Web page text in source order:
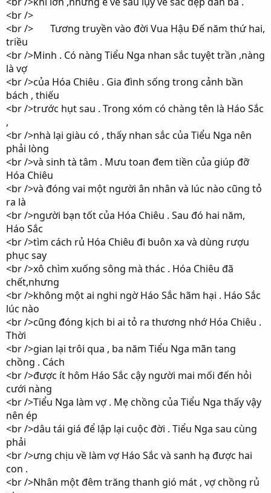
<br />
<br /> Tương truyền vào đời Vua Hậu Đế năm thứ hai,
triều
<br />Minh . Có nàng Tiểu Nga nhan sắc tuyệt trần ,nàng
là vợ
<br />của Hóa Chiêu . Gia đình sống trong cảnh bần
bách , thiếu
<br />trước hụt sau . Trong xóm có chàng tên là Háo Sắc
,
<br />nhà lại giàu có , thấy nhan sắc của Tiểu Nga nên
phải lòng
<br />và sinh tà tâm . Mưu toan đem tiền của giúp đỡ
Hóa Chiêu
<br />và đóng vai một người ân nhân và lúc nào cũng tỏ
ra là
<br />người bạn tốt của Hóa Chiêu . Sau đó hai năm,
Háo Sắc
<br />tìm cách rủ Hóa Chiêu đi buôn xa và dùng rượu
phục say
<br />xô chìm xuống sông mà thác . Hóa Chiêu đã
chết,nhưng
<br />không một ai nghi ngờ Háo Sắc hãm hại . Háo Sắc
lúc nào
<br />cũng đóng kịch bi ai tỏ ra thương nhớ Hóa Chiêu .
Thời
<br />gian lại trôi qua , ba năm Tiểu Nga mãn tang
chồng . Cách
<br />được ít hôm Háo Sắc cậy người mai mối đến hỏi
cưới nàng
<br />Tiểu Nga làm vợ . Mẹ chồng của Tiểu Nga thấy vậy
nên ép
<br />dâu tái giá để lập lại cuộc đời . Tiểu Nga sau cùng
phải
<br />ưng chịu về làm vợ Háo Sắc và sanh hạ được hai
con .
<br />Nhân một đêm trăng thanh gió mát , vợ chồng rủ